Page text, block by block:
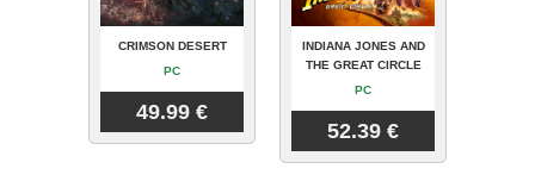
CRIMSON DESERT
PC
49.99 €
INDIANA JONES AND
THE GREAT CIRCLE
PC
52.39 €